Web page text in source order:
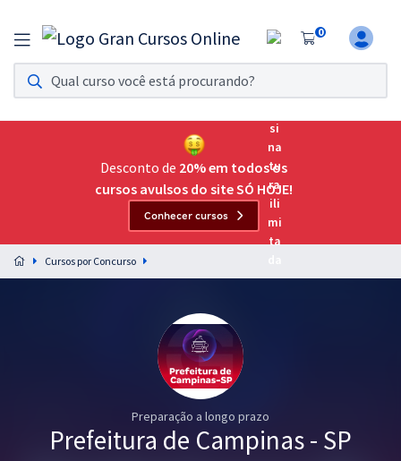
0
Assinatura Ilimitada 11
Acesso a todos os cursos. Teste grátis por 7 dias!
Assinatura OAB Até Passar
Acesso ilimitado a toda preparação para o Exame da
Preparação completa e intensiva para as principais
residências em saúde do Brasil
Graduação
Desconto de 20% em todos os
cursos avulsos do site SÓ HOJE!
Conhecer cursos
Cursos por Concurso
Preparação a longo prazo
Prefeitura de Campinas - SP